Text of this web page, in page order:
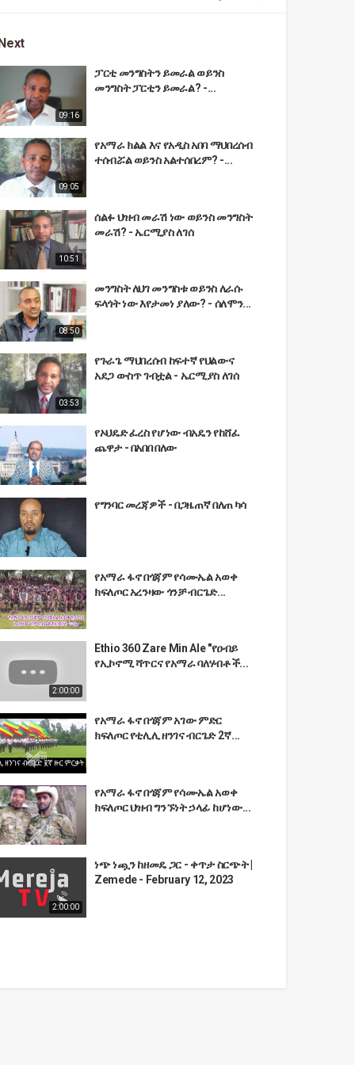
09:16
ፓርቲ መንግስትን ይመራል ወይንስ
መንግስት ፓርቲን ይመራል? -...
09:05
የአማራ ክልል እና የአዲስ አበባ ማህበረሰብ
ተሰብሯል ወይንስ አልተሰበረም? -...
10:51
ሰልፉ ህዝብ መራሽ ነው ወይንስ መንግስት
መራሽ? - ኤርሚያስ ለገሰ
08:50
መንግስት ለህገ መንግስቱ ወይንስ ለራሱ
ፍላጎት ነው እየታመነ ያለው? - ሰለሞን...
03:53
የጉራጌ ማህበረሰብ ከፍተኛ የህልውና
አደጋ ውስጥ ገብቷል - ኤርሚያስ ለገሰ
የኦህዴድ ፈረስ የሆነው ብአዴን የከሸፈ
ጨዋታ - በአበበ በለው
የግንባር መረጃዎች - በጋዜጠኛ በለጠ ካሳ
የአማራ ፋኖ በጎጃም የሳሙኤል አወቀ
ክፍለጦር አረንዛው ጎንቻ ብርጌድ...
2:00:00
Ethio 360 Zare Min Ale "የዐብይ
የኢኮኖሚ ሻጥርና የአማራ ባለሃብቶች...
የአማራ ፋኖ በጎጃም አገው ምድር
ክፍለጦር የቲሊሊ ዘንገና ብርጌድ 2ኛ...
የአማራ ፋኖ በጎጃም የሳሙኤል አወቀ
ክፍለጦር ህዝብ ግንኙነት ኃላፊ ከሆነው...
2:00:00
ነጭ ነጯን ከዘመዴ ጋር - ቀጥታ ስርጭት |
Zemede - February 12, 2023